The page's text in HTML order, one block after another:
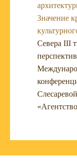
Значение
Севера III